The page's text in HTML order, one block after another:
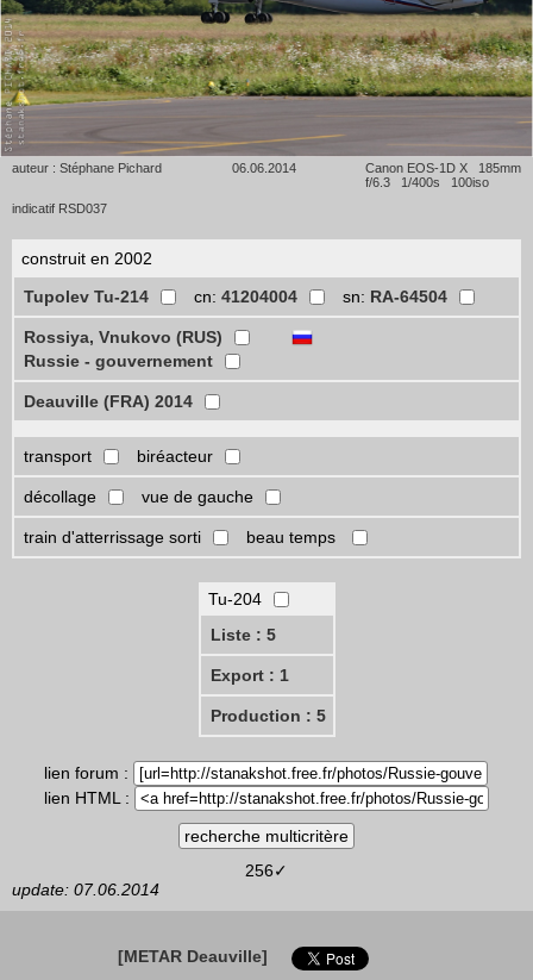
auteur : Stéphane Pichard 06.06.2014
Canon EOS-1D X 185mm
f/6.3 1/400s 100iso
indicatif RSD037
construit en 2002
Tupolev Tu-214
cn: 41204004 sn: RA-64504
Rossiya, Vnukovo (RUS)
Russie - gouvernement
Deauville (FRA) 2014
transport biréacteur
décollage vue de gauche
train d'atterrissage sorti beau temps
Tu-204
Liste : 5
Export : 1
Production : 5
lien forum :
lien HTML :
256✓
update: 07.06.2014
[METAR Deauville]